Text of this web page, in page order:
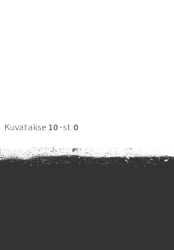
Kuvatakse 10-st 0